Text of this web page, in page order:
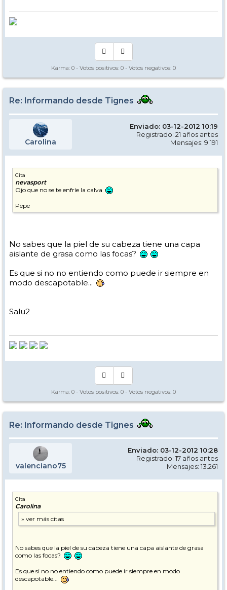
Karma: 0 - Votos positivos: 0 - Votos negativos: 0
Re: Informando desde Tignes
Carolina
Enviado: 03-12-2012 10:19
Registrado: 21 años antes
Mensajes: 9.191
Cita
nevasport
Ojo que no se te enfríe la calva
Pepe
No sabes que la piel de su cabeza tiene una capa
aislante de grasa como las focas?
Es que si no no entiendo como puede ir siempre en
modo descapotable...
Salu2
Karma: 0 - Votos positivos: 0 - Votos negativos: 0
Re: Informando desde Tignes
valenciano75
Enviado: 03-12-2012 10:28
Registrado: 17 años antes
Mensajes: 13.261
Cita
Carolina
No sabes que la piel de su cabeza tiene una capa aislante de grasa
como las focas?
Es que si no no entiendo como puede ir siempre en modo
descapotable...